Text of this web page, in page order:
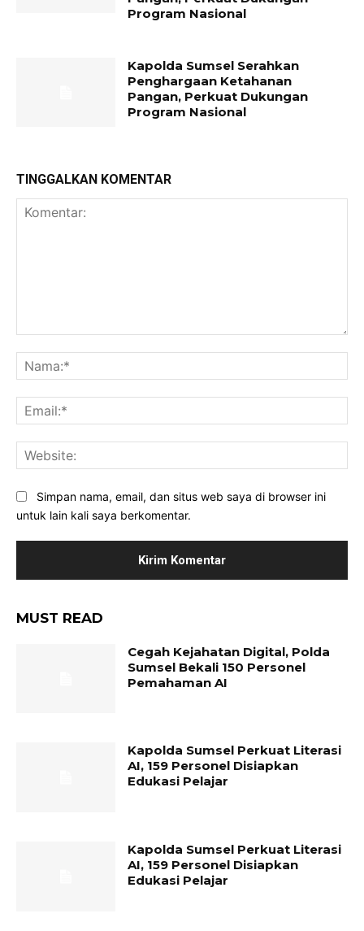
Program Nasional
Kapolda Sumsel Serahkan
Penghargaan Ketahanan
Pangan, Perkuat Dukungan
Program Nasional
TINGGALKAN KOMENTAR
Simpan nama, email, dan situs web saya di browser ini
untuk lain kali saya berkomentar.
MUST READ
Cegah Kejahatan Digital, Polda
Sumsel Bekali 150 Personel
Pemahaman AI
Kapolda Sumsel Perkuat Literasi
AI, 159 Personel Disiapkan
Edukasi Pelajar
Kapolda Sumsel Perkuat Literasi
AI, 159 Personel Disiapkan
Edukasi Pelajar